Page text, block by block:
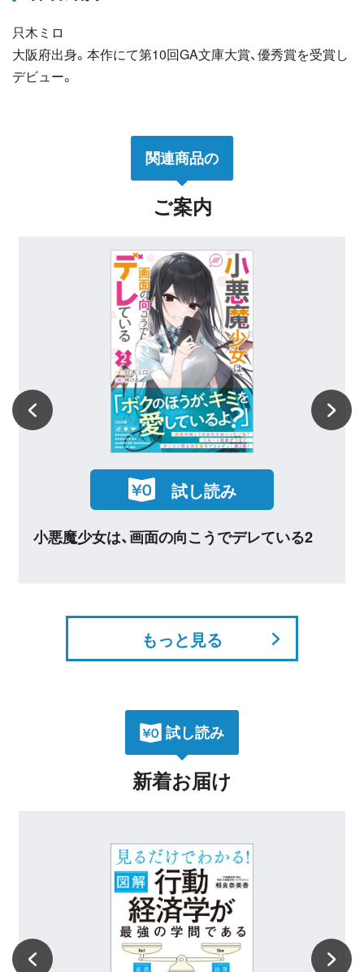
只木ミロ
大阪府出身。本作にて第10回GA文庫大賞、優秀賞を受賞し
デビュー。
関連商品の
ご案内
試し読み
小悪魔少女は、画面の向こうでデレている
もっと見る
試し読み
新着お届け